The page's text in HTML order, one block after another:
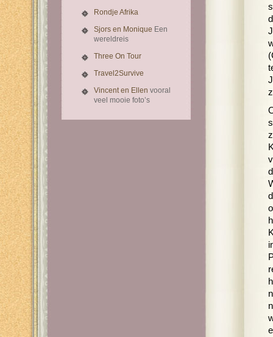
Rondje Afrika
Sjors en Monique Een
wereldreis
Three On Tour
Travel2Survive
Vincent en Ellen vooral
veel mooie foto’s